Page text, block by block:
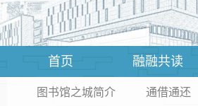
首页 融融共读
图书馆之城简介 通借通还